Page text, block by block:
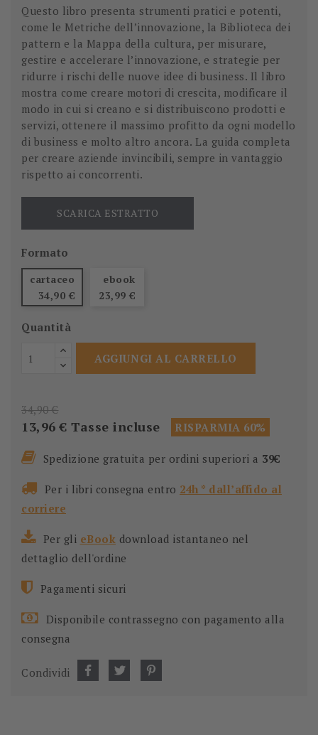
Questo libro presenta strumenti pratici e potenti,
come le Metriche dell’innovazione, la Biblioteca dei
pattern e la Mappa della cultura, per misurare,
gestire e accelerare l’innovazione, e strategie per
ridurre i rischi delle nuove idee di business. Il libro
mostra come creare motori di crescita, modificare il
modo in cui si creano e si distribuiscono prodotti e
servizi, ottenere il massimo profitto da ogni modello
di business e molto altro ancora. La guida completa
per creare aziende invincibili, sempre in vantaggio
rispetto ai concorrenti.
SCARICA ESTRATTO
Formato
cartaceo
34,90 €
ebook
23,99 €
Quantità
AGGIUNGI AL CARRELLO
34,90 €
13,96 € Tasse incluse RISPARMIA 60%
Spedizione gratuita per ordini superiori a 39€
Per i libri consegna entro 24h * dall’affido al
corriere
Per gli eBook download istantaneo nel
dettaglio dell'ordine
Pagamenti sicuri
Disponibile contrassegno con pagamento alla
consegna
Condividi